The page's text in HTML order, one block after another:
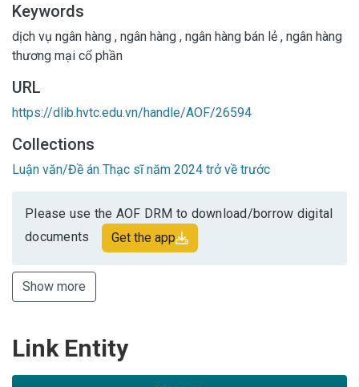
Keywords
dịch vụ ngân hàng , ngân hàng , ngân hàng bán lẻ , ngân hàng
thương mại cổ phần
URL
https://dlib.hvtc.edu.vn/handle/AOF/26594
Collections
Luận văn/Đề án Thạc sĩ năm 2024 trở về trước
Please use the AOF DRM to download/borrow digital
documents
Get the app
Show more
Link Entity